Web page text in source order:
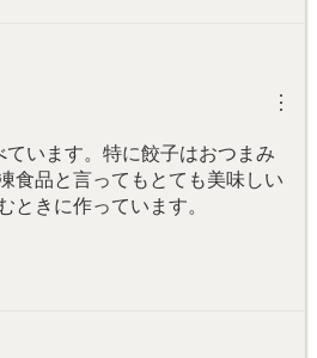
︙
います。特に餃子はおつまみ
食品と言ってもとても美味しい
ときに作っています。